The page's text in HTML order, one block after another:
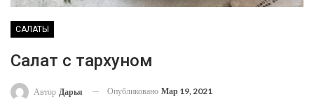
САЛАТЫ
Салат с тархуном
Автор Дарья Опубликовано Мар 19, 2021